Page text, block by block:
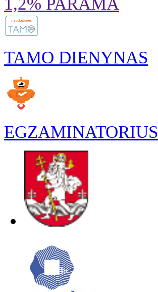
TAMO DIENYNAS
EGZAMINATORIUS